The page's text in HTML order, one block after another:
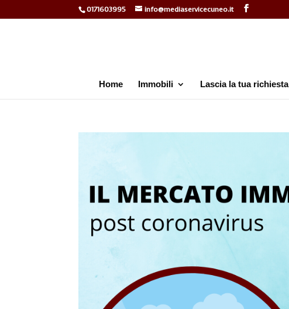
0171603995 info@mediaservicecuneo.it
Home Immobili Lascia la tua richiesta